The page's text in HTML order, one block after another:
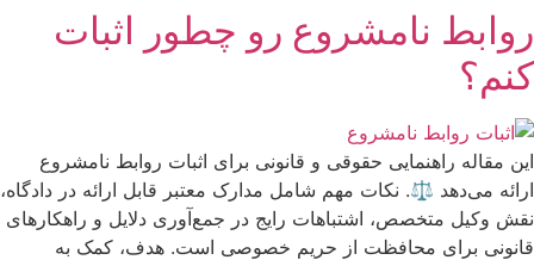
روابط نامشروع رو چطور اثبات
کنم؟
این مقاله راهنمایی حقوقی و قانونی برای اثبات روابط نامشروع
ارائه می‌دهد ⚖️. نکات مهم شامل مدارک معتبر قابل ارائه در دادگاه،
نقش وکیل متخصص، اشتباهات رایج در جمع‌آوری دلایل و راهکارهای
قانونی برای محافظت از حریم خصوصی است. هدف، کمک به